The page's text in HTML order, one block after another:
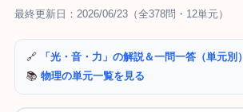
最終更新日：2026/06/23（全378問・12単元）
🔗
「光・音・力」の解説＆一問一答（単元別）
📚 物理の単元一覧を見る